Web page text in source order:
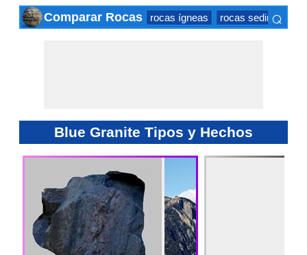
Comparar Rocas rocas ígneas rocas ⌕
Blue Granite Tipos y Hechos